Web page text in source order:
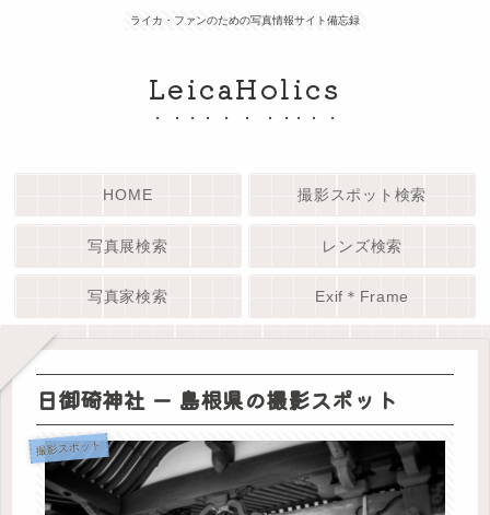
ライカ・ファンのための写真情報サイト備忘録
LeicaHolics
HOME 撮影スポット検索
写真展検索 レンズ検索
写真家検索 Exif＊Frame
日御碕神社 ー 島根県の撮影スポット
撮影スポット